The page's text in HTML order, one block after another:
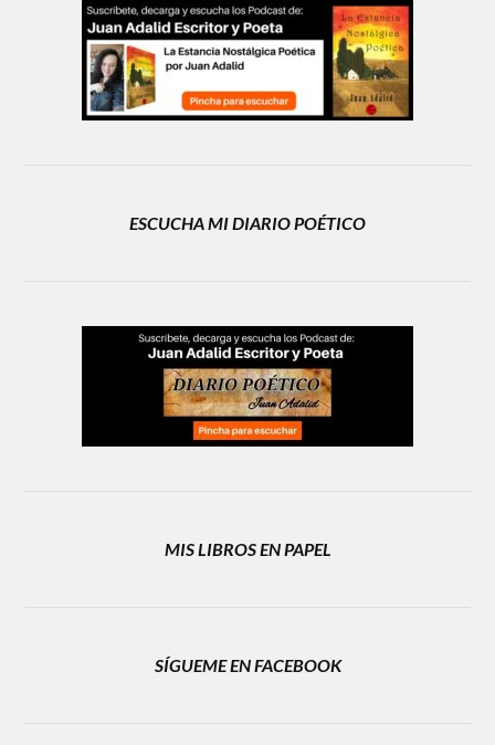
ESCUCHA MI DIARIO POÉTICO
MIS LIBROS EN PAPEL
SÍGUEME EN FACEBOOK